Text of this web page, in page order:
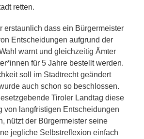
retten.
erstaunlich dass ein Bürgermeister
Entscheidungen aufgrund der
warnt und gleichzeitig Ämter
für 5 Jahre bestellt werden.
soll im Stadtrecht geändert
auch schon so beschlossen.
Tiroler Landtag diese
von langfristigen Entscheidungen
nützt der Bürgermeister seine
jegliche Selbstreflexion einfach